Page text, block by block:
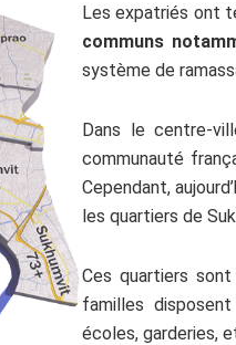
Les expatriés ont
communs
système de
Dans le centre-
communauté
Cependant,
les quartiers de
Ces quartiers
familles disposent
écoles, garderies,